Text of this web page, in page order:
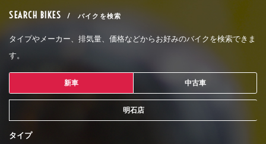
SEARCH BIKES / バイクを検索
タイプやメーカー、排気量、価格などからお好みのバイクを検索できま
す。
新車 中古車
明石店
タイプ